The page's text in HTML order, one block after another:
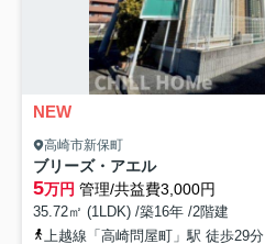
NEW
高崎市新保町
ブリーズ・アエル
5万円 管理/共益費3,000円
35.72㎡ (1LDK) /築16年 /2階建
上越線「高崎問屋町」駅 徒歩29分